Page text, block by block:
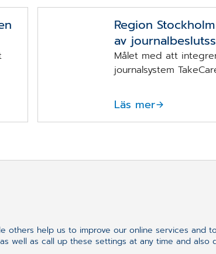
Region
av
Målet med att
journalsystem
Läs mer
help us to improve our online services and
as call up these settings at any time and also